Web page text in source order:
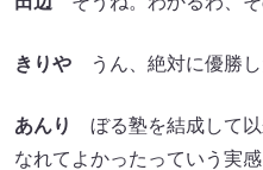
きりや うん、絶対に優勝し
あんり
ぼる塾を結成して以
なれてよかったっていう実